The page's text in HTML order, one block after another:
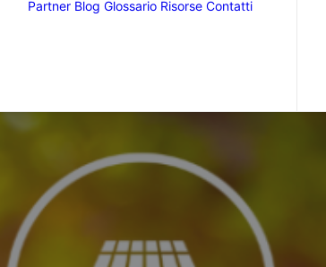
Partner Blog Glossario Risorse Contatti